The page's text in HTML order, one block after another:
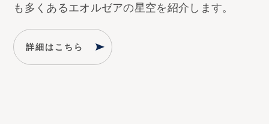
も多くあるエオルゼアの星空を紹介します。
詳細はこちら